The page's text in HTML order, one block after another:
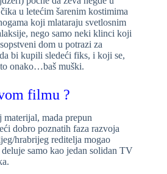
u letećim šarenim kostimima
koji mlataraju svetlosnim
nego samo neki klinci koji
dom u potrazi za
bi kupili sledeći fiks, i koji se,
onako…baš muški.
filmu ?
mada prepun
dobro poznatih faza razvoja
hrabrijeg reditelja mogao
samo kao jedan solidan TV